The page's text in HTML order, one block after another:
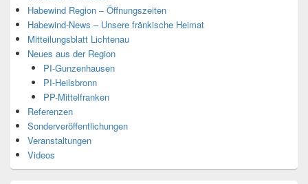
Habewind Region – Öffnungszeiten
Habewind-News – Unsere fränkische Heimat
Mitteilungsblatt Lichtenau
Neues aus der Region
PI-Gunzenhausen
PI-Heilsbronn
PP-Mittelfranken
Referenzen
Sonderveröffentlichungen
Veranstaltungen
Videos